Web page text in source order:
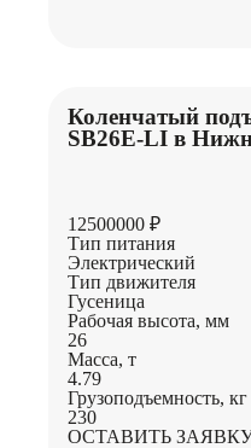
Коленчатый
SB26E-LI в
12500000 ₽
Тип питания
Электрический
Тип движителя
Гусеница
Рабочая высота, мм
26
Масса, т
4.79
Грузоподъемность, кг
230
ОСТАВИТЬ